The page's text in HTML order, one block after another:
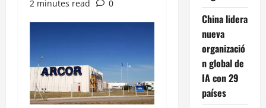
2 minutes read
0
China lidera
nueva
organizació
n global de
IA con 29
países